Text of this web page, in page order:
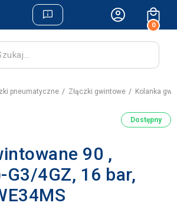
0
pneumatyczne Złączki gwintowe Kolanka
Dostępny
90 ,
G3/4GZ, 16 bar,